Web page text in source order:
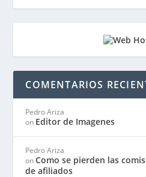
COMENTARIOS
Pedro Ariza
on Editor de Imagenes
Pedro Ariza
onComo se pierden las
de afiliados